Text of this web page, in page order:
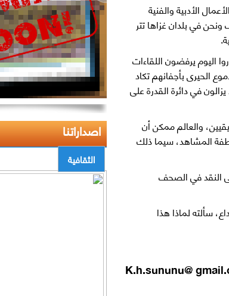
الأدبية والفنية
في بلدان غزاها تتر
اليوم يرفضون اللقاءات
الحيرى بأجفانهم تكاد
في دائرة القدرة على
والعالم ممكن أن
المشاهد، سيما ذلك
النقد في الصحف
سألته لماذا هذا
اصداراتنا
الثقافية